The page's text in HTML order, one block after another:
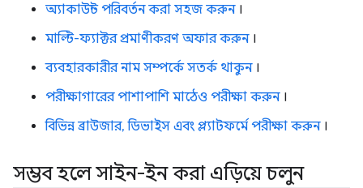
অ্যাকাউন্ট পরিবর্তন করা সহজ করুন।
মাল্টি-ফ্যাক্টর প্রমাণীকরণ অফার করুন।
ব্যবহারকারীর নাম সম্পর্কে সতর্ক থাকুন।
পরীক্ষাগারের পাশাপাশি মাঠেও পরীক্ষা করুন।
বিভিন্ন ব্রাউজার, ডিভাইস এবং প্ল্যাটফর্মে পরীক্ষা করুন।
সম্ভব হলে সাইন-ইন করা এড়িয়ে চলুন